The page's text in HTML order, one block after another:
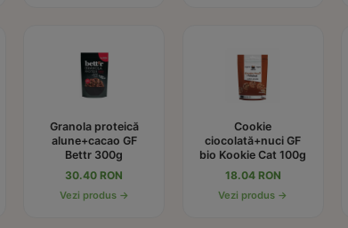
Granola proteică
alune+cacao GF
Bettr 300g
30.40 RON
Vezi produs →
Cookie
ciocolată+nuci GF
bio Kookie Cat 100g
18.04 RON
Vezi produs →